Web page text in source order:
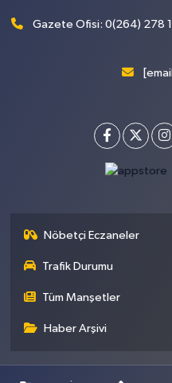
Gazete Ofisi: 0(264) 278
Nöbetçi Eczaneler
Trafik Durumu
Tüm Manşetler
Haber Arşivi